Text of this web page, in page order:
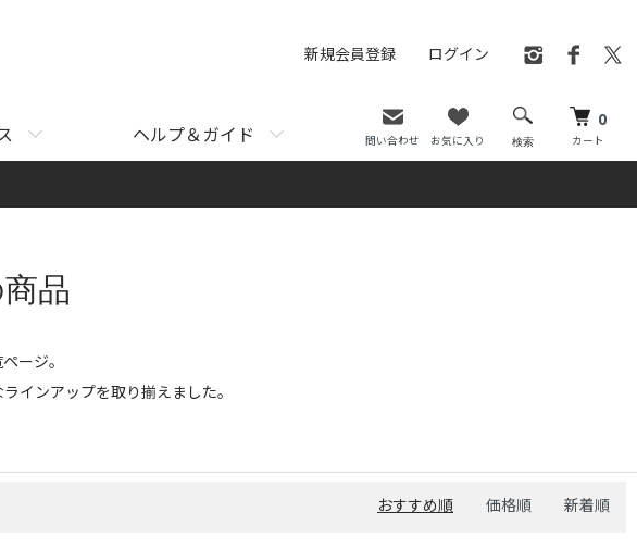
問い合わせ お気に入り 検索
0
カート
ヘルプ＆ガイド
新規会員登録 ログイン
品
ージ。
インアップを取り揃えました。
おすすめ順 価格順 新着順